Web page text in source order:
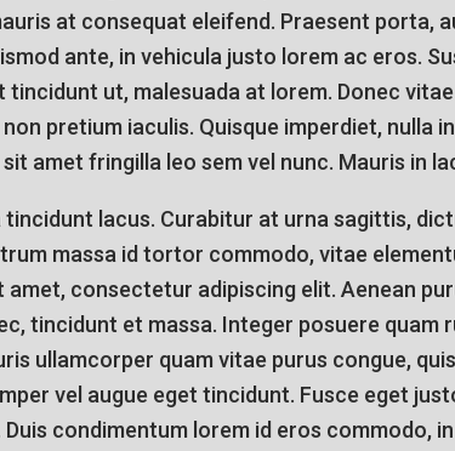
at consequat eleifend. Praesent porta,
ante, in vehicula justo lorem ac eros.
tincidunt ut, malesuada at lorem. Donec
pretium iaculis. Quisque imperdiet, nulla
amet fringilla leo sem vel nunc. Mauris in
tincidunt lacus. Curabitur at urna sagittis,
massa id tortor commodo, vitae
amet, consectetur adipiscing elit. Aenean
tincidunt et massa. Integer posuere quam
ullamcorper quam vitae purus congue,
vel augue eget tincidunt. Fusce eget
condimentum lorem id eros commodo,